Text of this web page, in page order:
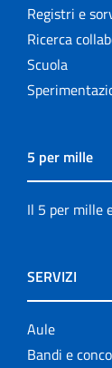
Registri e
Ricerca
Scuola
5 per mille
Il 5 per mille
SERVIZI
Aule
Bandi e